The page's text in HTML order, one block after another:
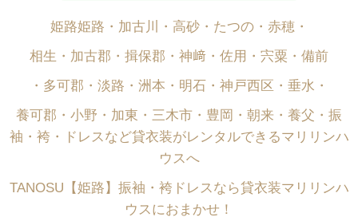
姫路姫路・加古川・高砂・たつの・赤穂・
相生・加古郡・揖保郡・神﨑・佐用・宍粟・備前
・多可郡・淡路・洲本・明石・神戸西区・垂水・
養可郡・小野・加東・三木市・豊岡・朝来・養父・振
袖・袴・ドレスなど貸衣装がレンタルできるマリリンハ
ウスへ
TANOSU【姫路】振袖・袴ドレスなら貸衣装マリリンハ
ウスにおまかせ！